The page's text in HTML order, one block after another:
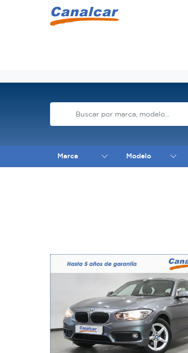
Marca Modelo